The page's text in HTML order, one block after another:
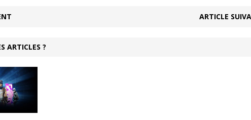
ARTICLE
ARTICLES ?